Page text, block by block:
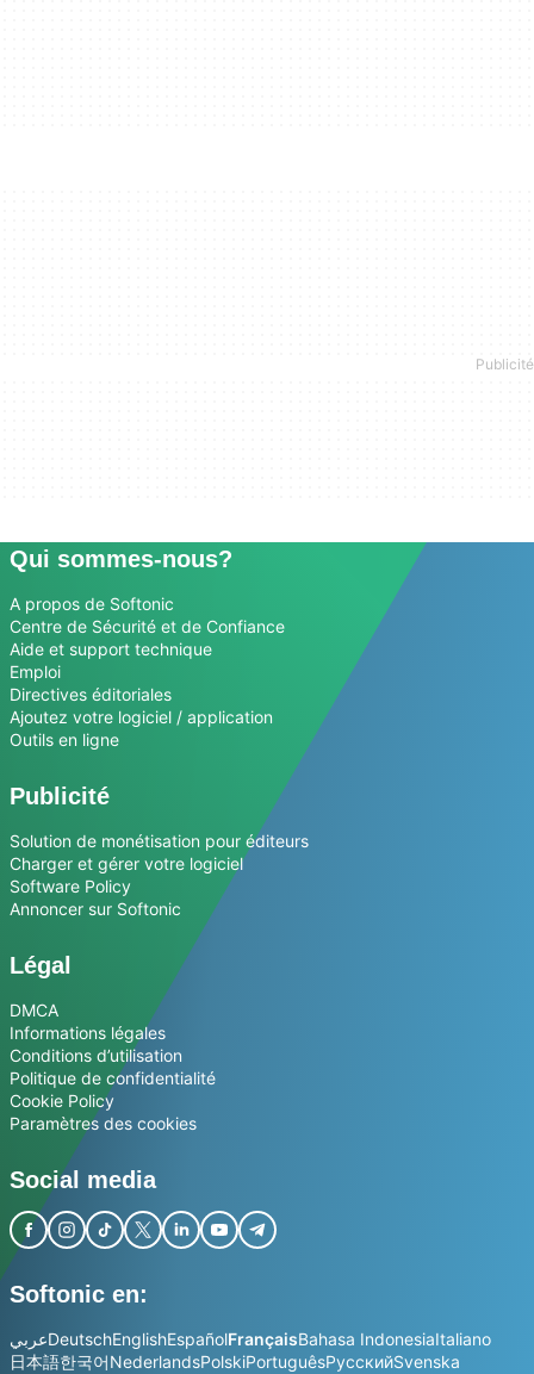
Qui sommes-nous?
A propos de Softonic
Centre de Sécurité et de Confiance
Aide et support technique
Emploi
Directives éditoriales
Ajoutez votre logiciel / application
Outils en ligne
Publicité
Solution de monétisation pour éditeurs
Charger et gérer votre logiciel
Software Policy
Annoncer sur Softonic
Légal
DMCA
Informations légales
Conditions d’utilisation
Politique de confidentialité
Cookie Policy
Paramètres des cookies
Social media
Softonic en:
عربيDeutschEnglishEspañolFrançaisBahasa IndonesiaItaliano
日本語한국어NederlandsPolskiPortuguêsРусскийSvenska